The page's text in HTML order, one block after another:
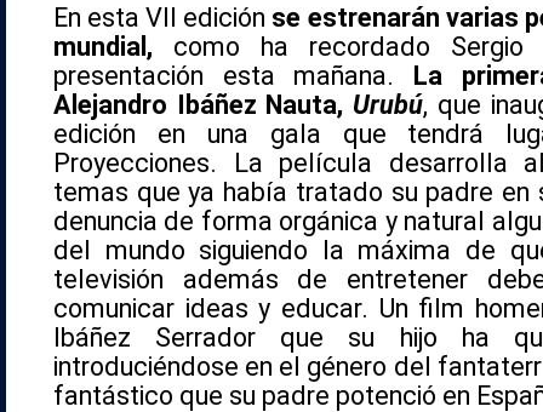
En esta VII edición se estrenarán varias
mundial, como ha recordado
presentación esta mañana. La
Alejandro Ibáñez Nauta, Urubú, que
edición en una gala que tendrá
Proyecciones. La película desarrolla
temas que ya había tratado su padre en
denuncia de forma orgánica y natural
del mundo siguiendo la máxima de
televisión además de entretener
comunicar ideas y educar. Un film
Ibáñez Serrador que su hijo ha
introduciéndose en el género del
fantástico que su padre potenció en